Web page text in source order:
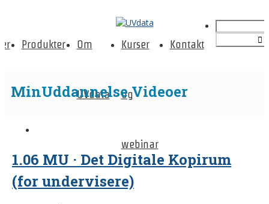
Produkter Om
UVdata
Kurser
og
webinar
Kontakt
MinUddannelse Videoer
1.06 MU · Det Digitale Kopirum
(for undervisere)